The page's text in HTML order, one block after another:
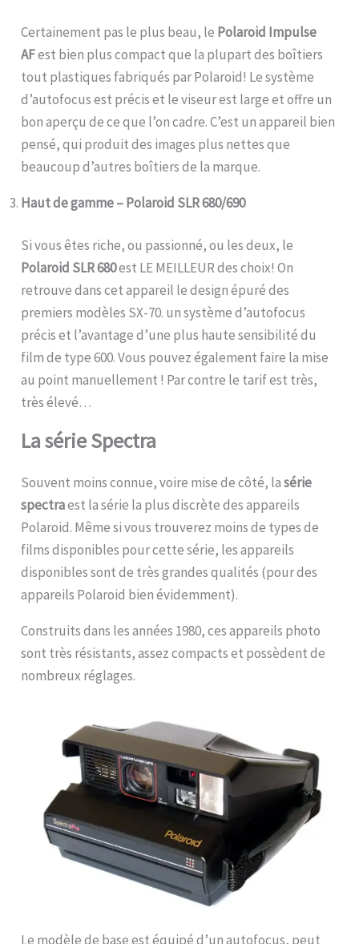
Certainement pas le plus beau, le Polaroid Impulse
AFest bien plus compact que la plupart des boîtiers
tout plastiques fabriqués par Polaroid! Le système
d’autofocus est précis et le viseur est large et offre un
bon aperçu de ce que l’on cadre. C’est un appareil bien
pensé, qui produit des images plus nettes que
beaucoup d’autres boîtiers de la marque.
Haut de gamme – Polaroid SLR 680/690
Si vous êtes riche, ou passionné, ou les deux, le
Polaroid SLR 680est LE MEILLEUR des choix! On
retrouve dans cet appareil le design épuré des
premiers modèles SX-70. un système d’autofocus
précis et l’avantage d’une plus haute sensibilité du
film de type 600. Vous pouvez également faire la mise
au point manuellement ! Par contre le tarif est très,
très élevé…
La série Spectra
Souvent moins connue, voire mise de côté, lasérie
spectraest la série la plus discrète des appareils
Polaroid. Même si vous trouverez moins de types de
films disponibles pour cette série, les appareils
disponibles sont de très grandes qualités (pour des
appareils Polaroid bien évidemment).
Construits dans les années 1980, ces appareils photo
sont très résistants, assez compacts et possèdent de
nombreux réglages.
Le modèle de base est équipé d’un autofocus, peut